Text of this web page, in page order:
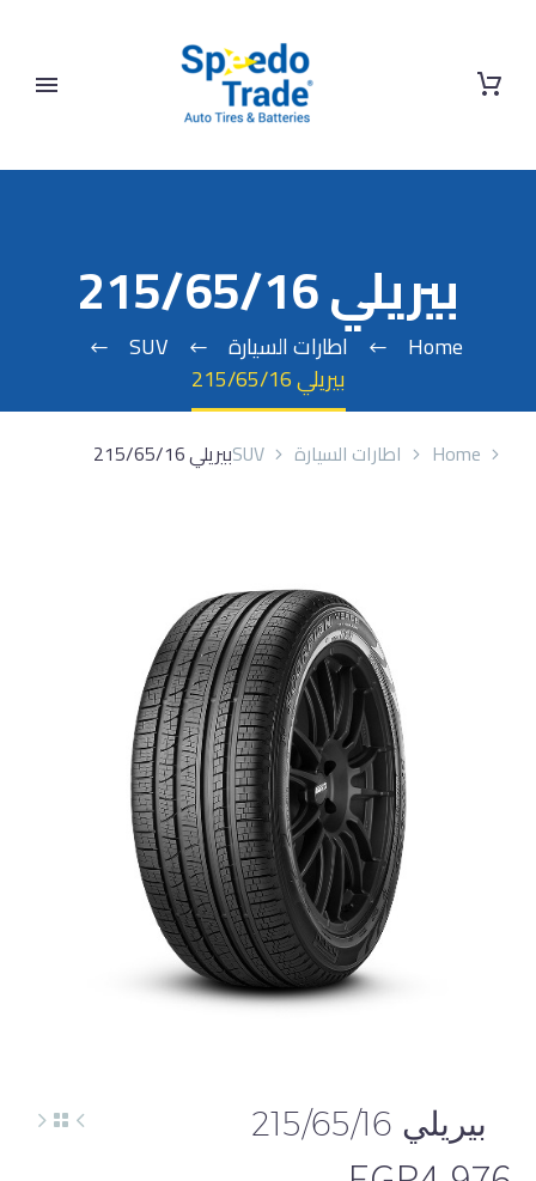
بيريلي 215/65/16
Home اطارات السيارة
SUV
بيريلي 215/65/16
Home اطارات السيارة SUVبيريلي 215/65/16
بيريلي 215/65/16